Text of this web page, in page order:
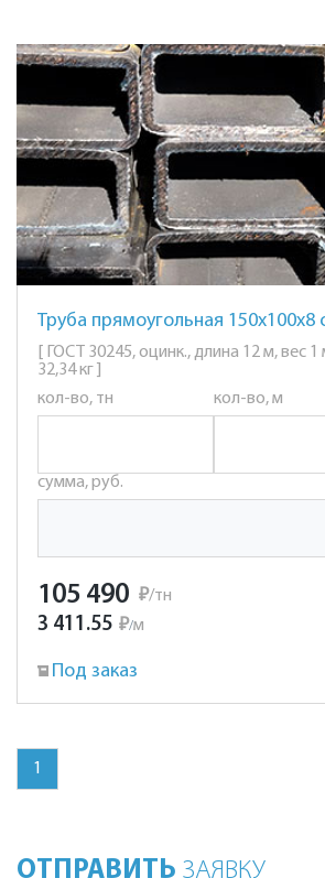
[ ГОСТ 30245, оцинк., длина 12 м, вес 1
32,34 кг ]
кол-во, тн
кол-во, м
сумма, руб.
105 490 ₽/тн
3 411.55 ₽/м
Под заказ
1
ОТПРАВИТЬ ЗАЯВКУ